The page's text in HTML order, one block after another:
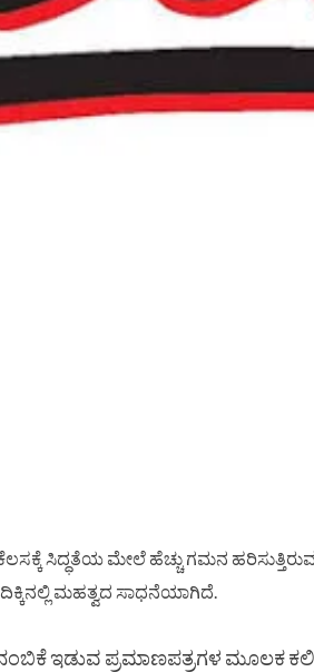
ಸಿದ್ಧತೆಯ ಮೇಲೆ ಹೆಚ್ಚು ಗಮನ
ದಿಕ್ಕಿನಲ್ಲಿ ಮಹತ್ವದ ಸಾಧನೆಯಾಗಿದೆ.
ಇಡುವ ಪ್ರಮಾಣಪತ್ರಗಳ ಮೂಲಕ